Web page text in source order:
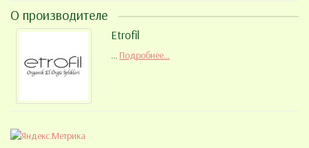
О производителе
Etrofil
... Подробнее...